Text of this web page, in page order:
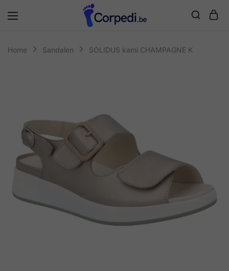
Home Sandalen SOLIDUS kami CHAMPAGNE K